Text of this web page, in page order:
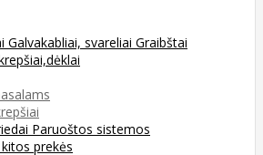
Galvakabliai, svareliai Graibštai
Paruoštos sistemos
prekės